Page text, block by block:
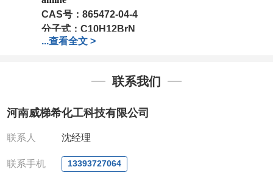
CAS号： 865472-04-4
分子式： C10H12BrN
分子量：226.11
可根据客户需求进行分装
我司对高校及科研单位先发货和
全额退款,并承担所有运费。
:0371-63377391/13393727064
QQ:3930072831
微信 :13393727064
联系人: 沈晓东(欢迎致电
...查看全文 >
联系我们
河南威梯希化工科技有限公司
联系人 沈经理
联系手机 13393727064